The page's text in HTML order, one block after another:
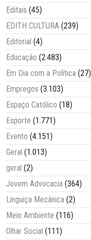
Editais (45)
EDITH CULTURA (239)
Editorial (4)
Educação (2.483)
Em Dia com a Política (27)
Empregos (3.103)
Espaço Católico (18)
Esporte (1.771)
Evento (4.151)
Geral (1.013)
geral (2)
Jovem Advocacia (364)
Linguiça Mecânica (2)
Meio Ambiente (116)
Olhar Social (111)